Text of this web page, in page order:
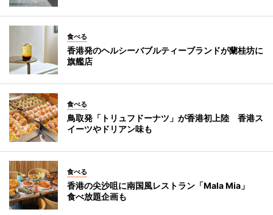
食べる
香港発のヘルシーバブルティーブランドが蘭桂坊に
旗艦店
食べる
鳥取発「トリュフドーナツ」が香港初上陸 香港ス
イーツやドリアン味も
食べる
香港の尖沙咀に南国風レストラン「Mala Mia」
食べ放題企画も